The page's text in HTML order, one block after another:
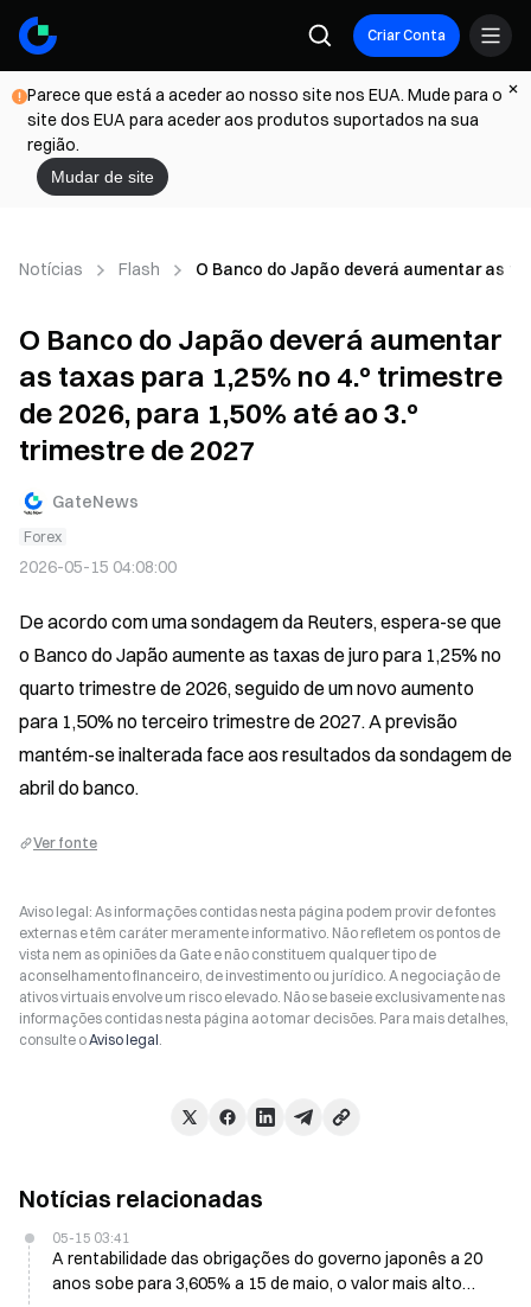
Criar Conta
Parece que está a aceder ao nosso site nos EUA. Mude para o
site dos EUA para aceder aos produtos suportados na sua
região.
Mudar de site
Notícias Flash O Banco do Japão deverá aumentar as
O Banco do Japão deverá aumentar
as taxas para 1,25% no 4.º trimestre
de 2026, para 1,50% até ao 3.º
trimestre de 2027
GateNews
Forex
2026-05-15 04:08:00
De acordo com uma sondagem da Reuters, espera-se que
o Banco do Japão aumente as taxas de juro para 1,25% no
quarto trimestre de 2026, seguido de um novo aumento
para 1,50% no terceiro trimestre de 2027. A previsão
mantém-se inalterada face aos resultados da sondagem de
abril do banco.
Ver fonte
Aviso legal: As informações contidas nesta página podem provir de fontes
externas e têm caráter meramente informativo. Não refletem os pontos de
vista nem as opiniões da Gate e não constituem qualquer tipo de
aconselhamento financeiro, de investimento ou jurídico. A negociação de
ativos virtuais envolve um risco elevado. Não se baseie exclusivamente nas
informações contidas nesta página ao tomar decisões. Para mais detalhes,
consulte oAviso legal.
Notícias relacionadas
05-15 03:41
A rentabilidade das obrigações do governo japonês a 20
anos sobe para 3,605% a 15 de maio, o valor mais alto